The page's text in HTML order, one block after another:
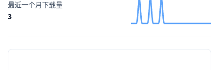
最近一个月下载量
3